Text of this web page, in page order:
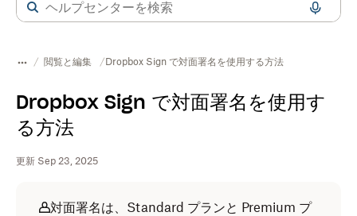
閲覧と編集 Dropbox Sign で対面署名を使用する方法
Dropbox Sign で対面署名を使用す
る方法
更新 Sep 23, 2025
対面署名は、Standard プランと Premium プ